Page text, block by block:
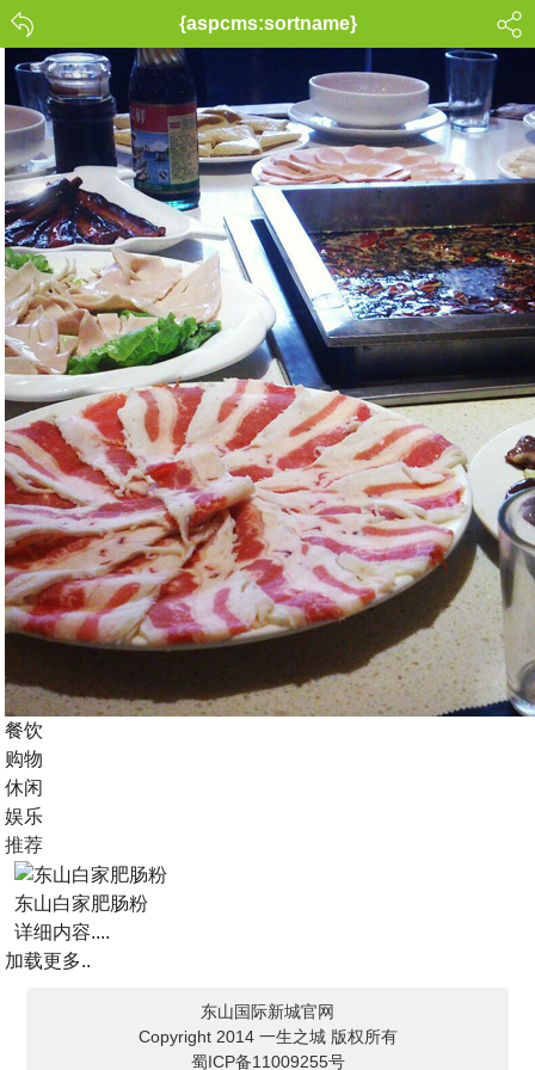
{aspcms:sortname}
餐饮
购物
休闲
娱乐
推荐
东山白家肥肠粉
详细内容....
加载更多..
东山国际新城官网
Copyright 2014 一生之城 版权所有
蜀ICP备11009255号